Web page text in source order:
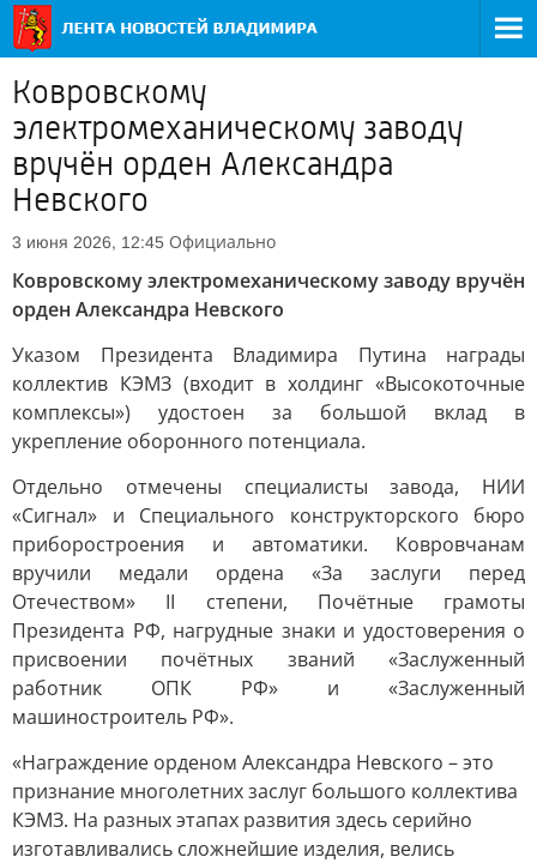
Ковровскому
электромеханическому заводу
вручён орден Александра
Невского
3 июня 2026, 12:45 Официально
Ковровскому электромеханическому заводу вручён
орден Александра Невского
Указом Президента Владимира Путина награды
коллектив КЭМЗ (входит в холдинг «Высокоточные
комплексы») удостоен за большой вклад в
укрепление оборонного потенциала.
Отдельно отмечены специалисты завода, НИИ
«Сигнал» и Специального конструкторского бюро
приборостроения и автоматики. Ковровчанам
вручили медали ордена «За заслуги перед
Отечеством» II степени, Почётные грамоты
Президента РФ, нагрудные знаки и удостоверения о
присвоении почётных званий «Заслуженный
работник ОПК РФ» и «Заслуженный
машиностроитель РФ».
«Награждение орденом Александра Невского – это
признание многолетних заслуг большого коллектива
КЭМЗ. На разных этапах развития здесь серийно
изготавливались сложнейшие изделия, велись